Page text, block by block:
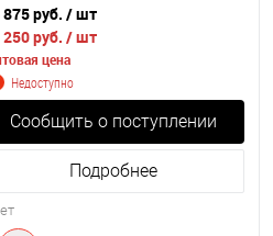
руб. / шт
руб. / шт
цена
Недоступно
Сообщить о поступлении
Подробнее